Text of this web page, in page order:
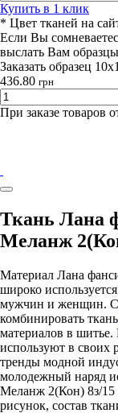
Купить в 1 клик
* Цвет тканей на
Если Вы
выслать Вам образцы
Заказать образец
436.80 грн
При заказе товаров
Ткань Лана
Меланж
Материал Лана
широко
мужчин и женщин.
комбинировать ткань
материалов в
используют в своих
тренды модной
молодежный наряд
Меланж 2(Кон) 8з/15
рисунок, состав